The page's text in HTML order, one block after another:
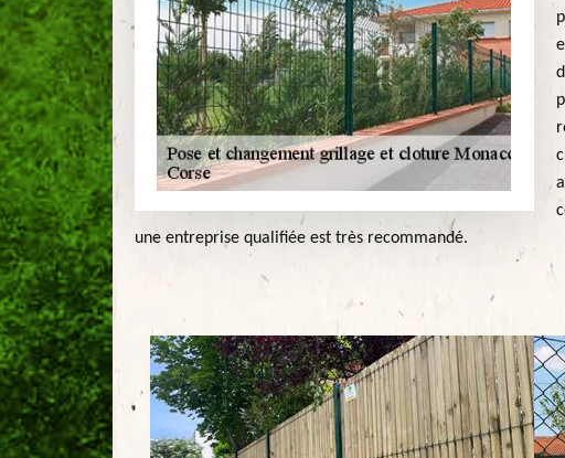
une entreprise qualifiée est très recommandé.